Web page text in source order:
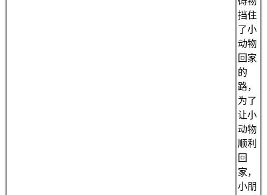
挡住
了小
动物
回家
的
路，
为了
让小
动物
顺利
回
家，
小朋